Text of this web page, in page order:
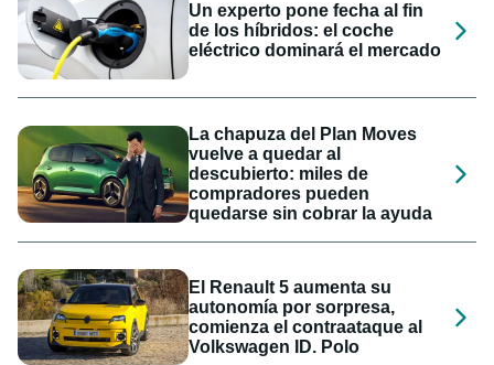
Un experto pone fecha al fin
de los híbridos: el coche
eléctrico dominará el mercado
La chapuza del Plan Moves
vuelve a quedar al
descubierto: miles de
compradores pueden
quedarse sin cobrar la ayuda
El Renault 5 aumenta su
autonomía por sorpresa,
comienza el contraataque al
Volkswagen ID. Polo